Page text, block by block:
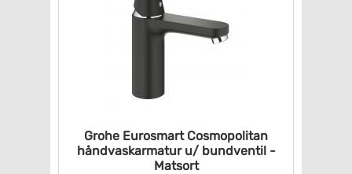
Grohe Eurosmart Cosmopolitan
håndvaskarmatur u/ bundventil-
Matsort